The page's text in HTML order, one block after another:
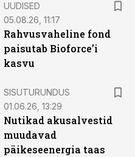
UUDISED
05.08.26, 11:17
Rahvusvaheline fond
paisutab Bioforce’i
kasvu
SISUTURUNDUS
01.06.26, 13:29
Nutikad akusalvestid
muudavad
päikeseenergia taas